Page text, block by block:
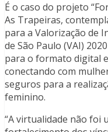
É o caso do projeto
As Trapeiras,
para a Valorização de
de São Paulo (VAI)
para o formato digital
conectando com
seguros para a
feminino.
“A virtualidade não foi